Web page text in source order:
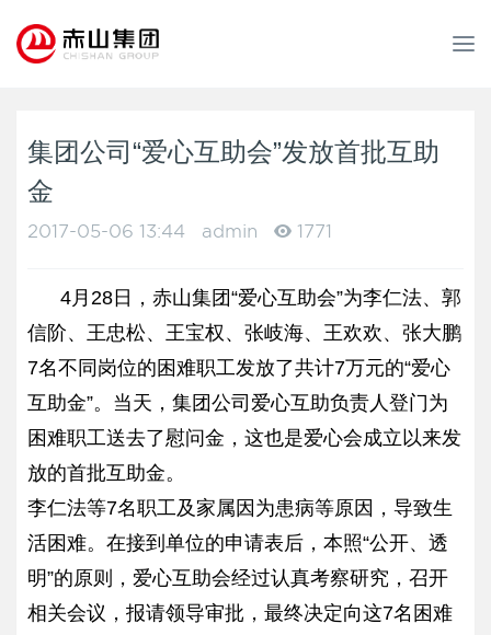
T
集团公司“爱心互助会”发放首批互助
金
2017-05-06 13:44 admin 1771
4月28日，赤山集团“爱心互助会”为李仁法、郭
信阶、王忠松、王宝权、张岐海、王欢欢、张大鹏
7名不同岗位的困难职工发放了共计7万元的“爱心
互助金”。当天，集团公司爱心互助负责人登门为
困难职工送去了慰问金，这也是爱心会成立以来发
放的首批互助金。
李仁法等7名职工及家属因为患病等原因，导致生
活困难。在接到单位的申请表后，本照“公开、透
明”的原则，爱心互助会经过认真考察研究，召开
相关会议，报请领导审批，最终决定向这7名困难